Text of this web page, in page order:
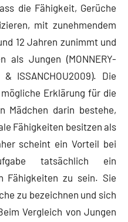
die Fähigkeit, Gerüche
mit zunehmendem
12 Jahren zunimmt und
als Jungen (MONNERY-
& ISSANCHOU2009). Die
Erklärung für die
Mädchen darin bestehe,
Fähigkeiten besitzen als
scheint ein Vorteil bei
tatsächlich ein
Fähigkeiten zu sein. Sie
zu bezeichnen und sich
Vergleich von Jungen